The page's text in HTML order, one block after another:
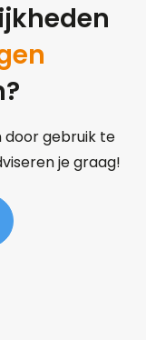
door gebruik te
je graag!